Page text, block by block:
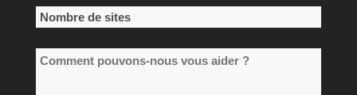
la
société
*
Nombre
sites
Comment